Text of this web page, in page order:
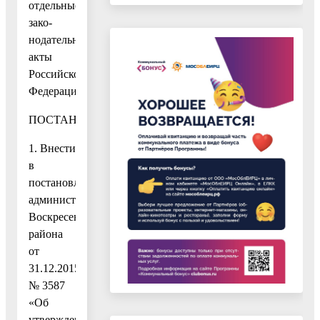
отдельные
зако-
нодательные
акты
Российской
Федерации»
ПОСТАНОВЛЯЮ:
1. Внести
в
постановление
администрации
Воскресенского
района
от
31.12.2015
№ 3587
«Об